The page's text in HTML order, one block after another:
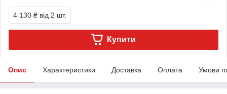
4 130 ₴ від 2 шт.
Купити
Опис Характеристики Доставка Оплата Умови